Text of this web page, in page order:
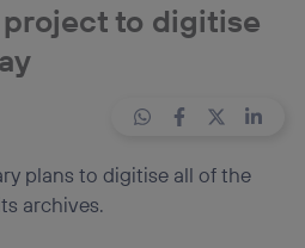
to digitise
plans to digitise all of the
archives.